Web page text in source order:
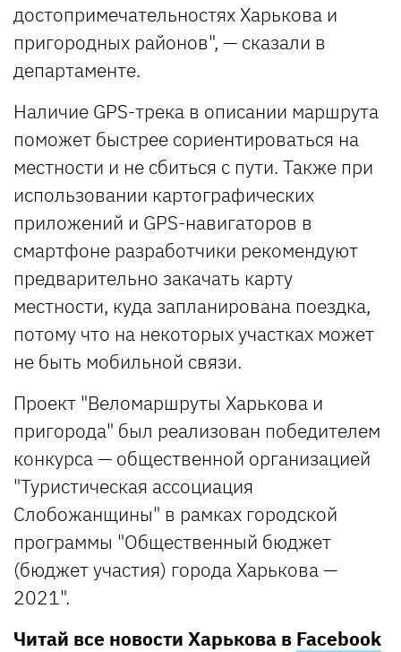
достопримечательностях Харькова и
пригородных районов", — сказали в
департаменте.
Наличие GPS-трека в описании маршрута
поможет быстрее сориентироваться на
местности и не сбиться с пути. Также при
использовании картографических
приложений и GPS-навигаторов в
смартфоне разработчики рекомендуют
предварительно закачать карту
местности, куда запланирована поездка,
потому что на некоторых участках может
не быть мобильной связи.
Проект "Веломаршруты Харькова и
пригорода" был реализован победителем
конкурса — общественной организацией
"Туристическая ассоциация
Слобожанщины" в рамках городской
программы "Общественный бюджет
(бюджет участия) города Харькова —
2021".
Читай все новости Харькова в Facebook